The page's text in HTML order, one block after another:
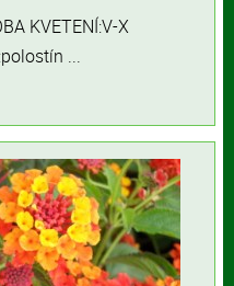
KVETENÍ:V-X
...